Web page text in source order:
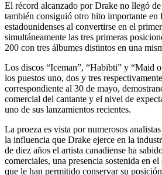
El récord alcanzado por Drake no llegó
también consiguió otro hito importante en
estadounidenses al convertirse en el
simultáneamente las tres primeras
200 con tres álbumes distintos en una
Los discos “Iceman”, “Habibti” y “Maid
los puestos uno, dos y tres
correspondiente al 30 de mayo,
comercial del cantante y el nivel de
uno de sus lanzamientos recientes.
La proeza es vista por numerosos
la influencia que Drake ejerce en la
de diez años el artista canadiense ha
comerciales, una presencia sostenida en
que le han permitido conservar su